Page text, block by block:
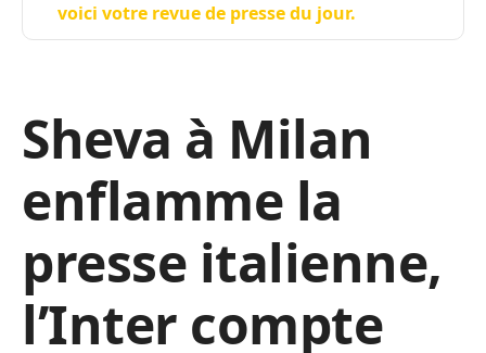
voici votre revue de presse du jour.
Sheva à Milan
enflamme la
presse italienne,
l’Inter compte